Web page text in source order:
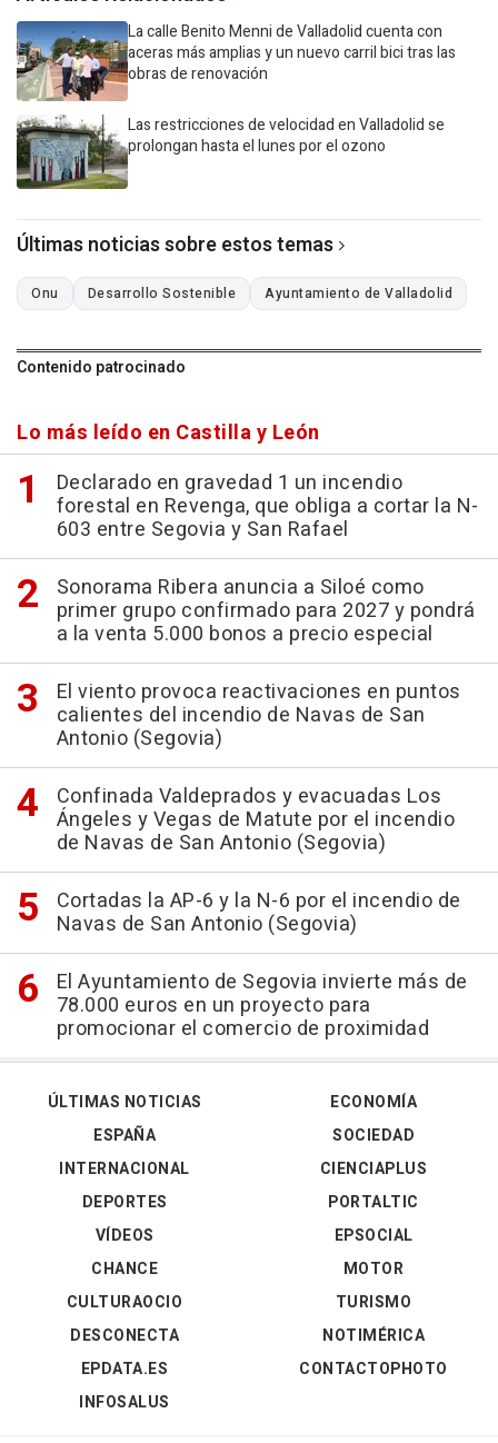
La calle Benito Menni de Valladolid cuenta con
aceras más amplias y un nuevo carril bici tras las
obras de renovación
Las restricciones de velocidad en Valladolid se
prolongan hasta el lunes por el ozono
Últimas noticias sobre estos temas
Onu Desarrollo Sostenible Ayuntamiento de Valladolid
Contenido patrocinado
Lo más leído en Castilla y León
Declarado en gravedad 1 un incendio
forestal en Revenga, que obliga a cortar la N-
603 entre Segovia y San Rafael
Sonorama Ribera anuncia a Siloé como
primer grupo confirmado para 2027 y pondrá
a la venta 5.000 bonos a precio especial
El viento provoca reactivaciones en puntos
calientes del incendio de Navas de San
Antonio (Segovia)
Confinada Valdeprados y evacuadas Los
Ángeles y Vegas de Matute por el incendio
de Navas de San Antonio (Segovia)
Cortadas la AP-6 y la N-6 por el incendio de
Navas de San Antonio (Segovia)
El Ayuntamiento de Segovia invierte más de
78.000 euros en un proyecto para
promocionar el comercio de proximidad
ÚLTIMAS NOTICIAS
ESPAÑA
INTERNACIONAL
DEPORTES
VÍDEOS
ECONOMÍA
SOCIEDAD
CIENCIAPLUS
PORTALTIC
EPSOCIAL
CHANCE
CULTURAOCIO
DESCONECTA
EPDATA.ES
INFOSALUS
MOTOR
TURISMO
NOTIMÉRICA
CONTACTOPHOTO